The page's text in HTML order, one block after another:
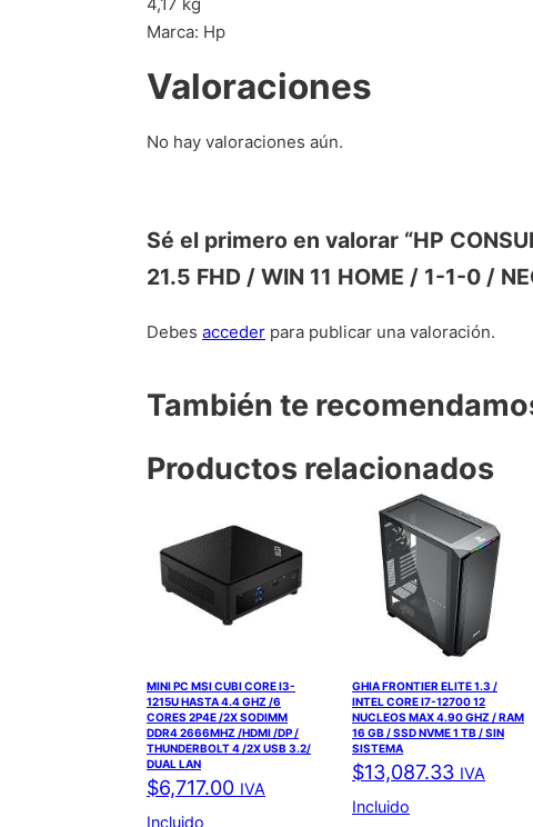
Marca: Hp
Valoraciones
No hay valoraciones aún.
Sé el primero en valorar “HP
21.5 FHD / WIN 11 HOME / 1-1-0 /
Debes acceder para publicar una valoración.
También te
Productos relacionados
MINI PC MSI CUBI CORE I3-
1215U HASTA 4.4 GHZ /6
CORES 2P4E /2X SODIMM
DDR4 2666MHZ /HDMI /DP /
THUNDERBOLT 4 /2X USB 3.2/
DUAL LAN
$6,717.00 IVA
Incluido
GHIA FRONTIER ELITE 1.3 /
INTEL CORE I7-12700 12
NUCLEOS MAX 4.90 GHZ / RAM
16 GB / SSD NVME 1 TB / SIN
SISTEMA
$13,087.33 IVA
Incluido